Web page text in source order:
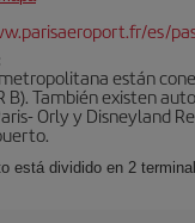
es/
están
B). También existen
Orly y Disneyland
está dividido en 2